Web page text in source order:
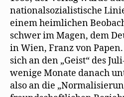
nationalsozialistische
einem heimlichen
schwer im Magen, dem
in Wien, Franz von
sich an den „Geist“ des
wenige Monate danach
also an die